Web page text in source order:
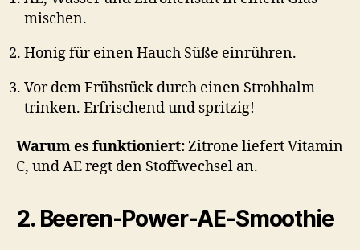
mischen.
Honig für einen Hauch Süße einrühren.
Vor dem Frühstück durch einen Strohhalm
trinken. Erfrischend und spritzig!
Warum es funktioniert:Zitrone liefert Vitamin
C, und AE regt den Stoffwechsel an.
2. Beeren-Power-AE-Smoothie